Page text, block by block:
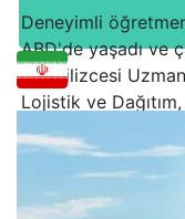
Deneyimli
ABD'de yaşadı ve
İş İngilizcesi
Lojistik ve
Şu anda Hollanda
Dünya gezgini
Cambridge
CELTA sertifikalı